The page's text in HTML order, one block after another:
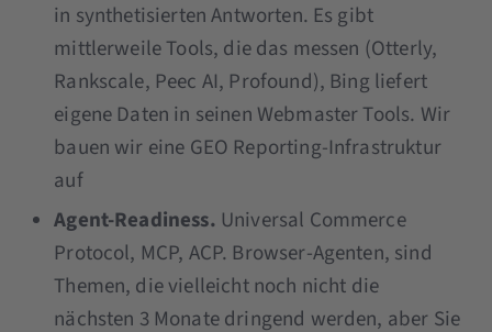
in synthetisierten Antworten. Es gibt
mittlerweile Tools, die das messen (Otterly,
Rankscale, Peec AI, Profound), Bing liefert
eigene Daten in seinen Webmaster Tools. Wir
bauen wir eine GEO Reporting-Infrastruktur
auf
Agent-Readiness. Universal Commerce
Protocol, MCP, ACP. Browser-Agenten, sind
Themen, die vielleicht noch nicht die
nächsten 3 Monate dringend werden, aber Sie